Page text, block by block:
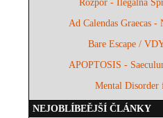
Rozpor - Ilegálna
Ad Calendas Graecas -
Bare Escape /
APOPTOSIS -
Mental Disorder
NEJOBLÍBEĚJŠÍ ČLÁNKY